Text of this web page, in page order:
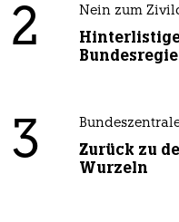
2 Nein zum
3
Zurück zu
Wurzeln